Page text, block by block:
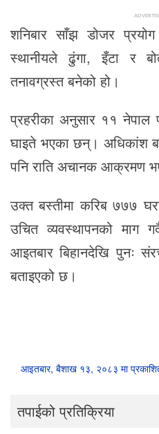
शनिबार साँझ डोजर
स्थानीयले ढुंगा, इँटा र
तनावग्रस्त बनेको हो।
प्रहरीका अनुसार ११ नेपाल
घाइते भएका छन्। अधिकांश
पनि राति अचानक आक्रमण
उक्त बस्तीमा करिब ७७७
उचित व्यवस्थापनको माग
आइतबार बिहानदेखि पुनः
बताइएको छ।
आइतबार, बैशाख १३, २०८३ मा
तपाईको प्रतिक्रिया